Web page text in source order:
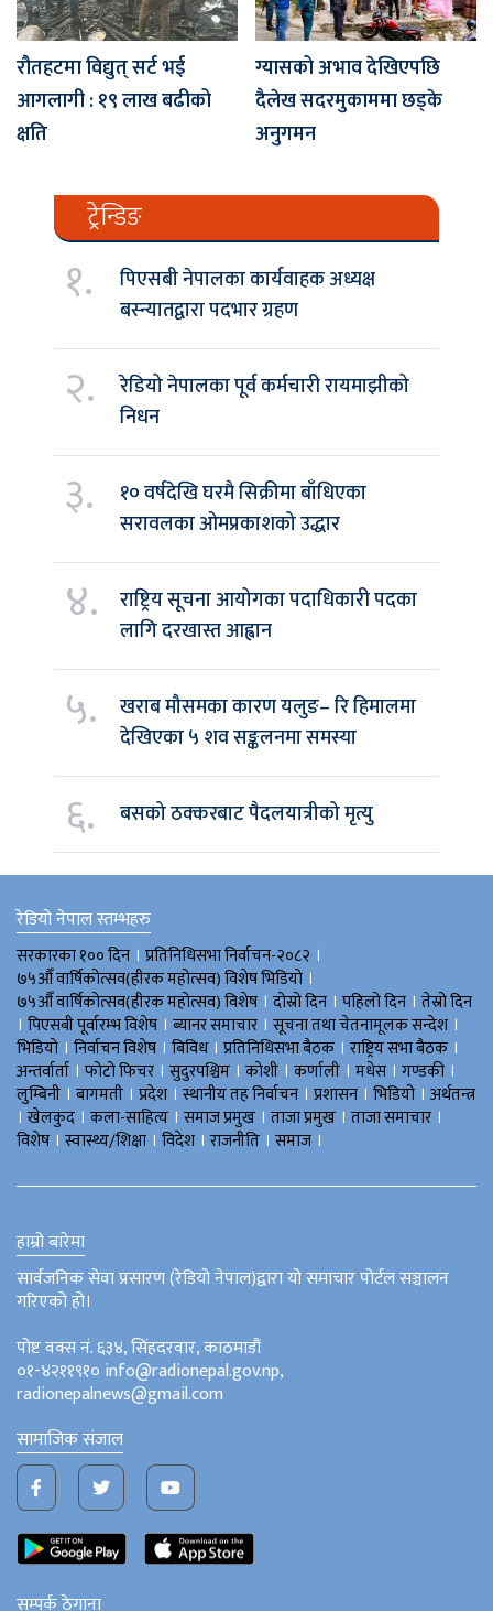
रौतहटमा विद्युत् सर्ट भई
आगलागी : १९ लाख बढीको
क्षति
ग्यासको अभाव देखिएपछि
दैलेख सदरमुकाममा छड्के
अनुगमन
ट्रेन्डिङ
१.
पिएसबी नेपालका कार्यवाहक अध्यक्ष
बस्न्यातद्वारा पदभार ग्रहण
२.
रेडियो नेपालका पूर्व कर्मचारी रायमाझीको
निधन
३.
१० वर्षदेखि घरमै सिक्रीमा बाँधिएका
सरावलका ओमप्रकाशको उद्धार
४.
राष्ट्रिय सूचना आयोगका पदाधिकारी पदका
लागि दरखास्त आह्वान
५.
खराब मौसमका कारण यलुङ– रि हिमालमा
देखिएका ५ शव सङ्कलनमा समस्या
६. बसको ठक्करबाट पैदलयात्रीको मृत्यु
रेडियो नेपाल स्तम्भहरु
सरकारका १०० दिन । प्रतिनिधिसभा निर्वाचन-२०८२ ।
७५औँ वार्षिकोत्सव(हीरक महोत्सव) विशेष भिडियाे ।
७५औँ वार्षिकोत्सव(हीरक महोत्सव) विशेष । दोस्रो दिन । पहिलो दिन । तेस्रो दिन
। पिएसबी पूर्वारम्भ विशेष । ब्यानर समाचार । सूचना तथा चेतनामूलक सन्देश ।
भिडियाे । निर्वाचन विशेष । बिविध। प्रतिनिधिसभा बैठक । राष्ट्रिय सभा बैठक ।
अन्तर्वार्ता । फोटो फिचर । सुदुरपश्चिम । काेशी । कर्णाली । मधेस । गण्डकी ।
लुम्बिनी । बागमती । प्रदेश । स्थानीय तह निर्वाचन । प्रशासन । भिडियो । अर्थतन्त्र
। खेलकुद । कला-साहित्य । समाज प्रमुख । ताजा प्रमुख । ताजा समाचार ।
विशेष । स्वास्थ्य/शिक्षा । विदेश । राजनीति । समाज ।
हाम्रो बारेमा
सार्वजनिक सेवा प्रसारण (रेडियो नेपाल)द्वारा यो समाचार पोर्टल सञ्चालन
गरिएको हो।
पोष्ट वक्स नं. ६३४, सिंहदरवार, काठमाडौं
०१-४२११९१० info@radionepal.gov.np,
radionepalnews@gmail.com
सामाजिक संजाल